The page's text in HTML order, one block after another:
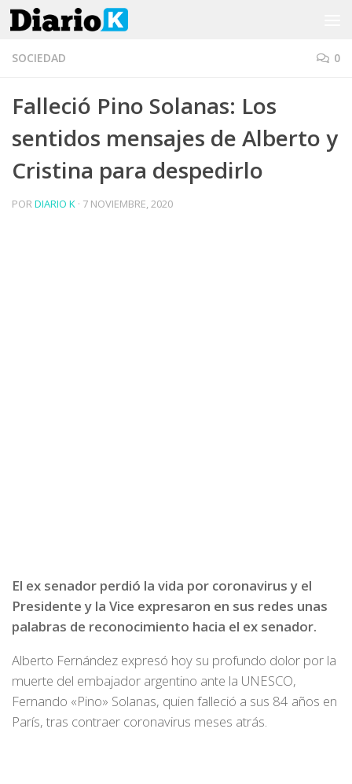
Saltar al contenido
SOCIEDAD 0
Falleció Pino Solanas: Los
sentidos mensajes de Alberto y
Cristina para despedirlo
PORDIARIO K · 7 NOVIEMBRE, 2020
El ex senador perdió la vida por coronavirus y el
Presidente y la Vice expresaron en sus redes unas
palabras de reconocimiento hacia el ex senador.
Alberto Fernández expresó hoy su profundo dolor por la
muerte del embajador argentino ante la UNESCO,
Fernando «Pino» Solanas, quien falleció a sus 84 años en
París, tras contraer coronavirus meses atrás.